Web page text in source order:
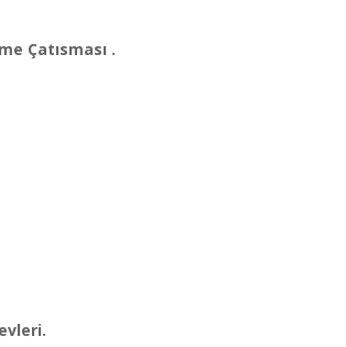
Çatısması .